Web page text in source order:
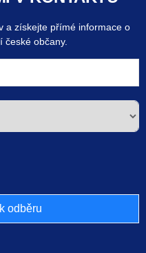
a získejte přímé informace o
české občany.
odběru